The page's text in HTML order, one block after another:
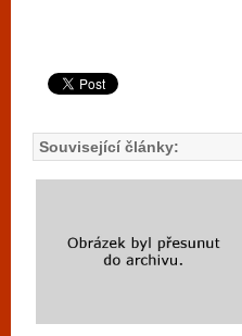
Související články: